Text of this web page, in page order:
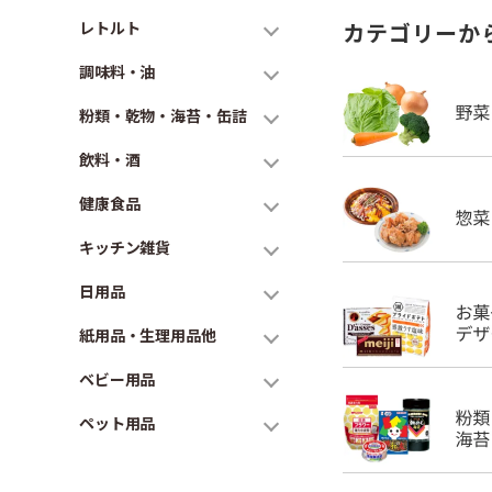
レトルト
調味料・油
粉類・乾物・海苔・缶詰
飲料・酒
健康食品
キッチン雑貨
日用品
紙用品・生理用品他
ベビー用品
ペット用品
カテゴリーか